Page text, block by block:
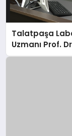
Talatpaşa
Uzmanı Prof.